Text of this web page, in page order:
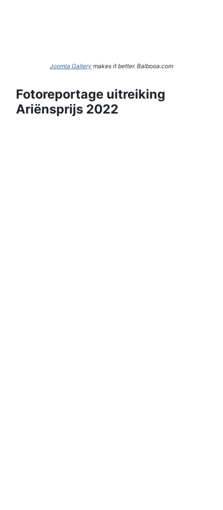
Joomla Gallery makes it better. Balbooa.com
Fotoreportage uitreiking
Ariënsprijs 2022